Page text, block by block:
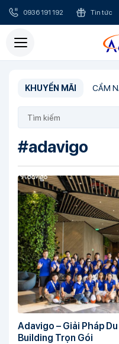
0936 191 192 Tin tức
KHUYẾN MÃI CẨM
#adavigo
Adavigo – Giải Pháp
Building Trọn Gói